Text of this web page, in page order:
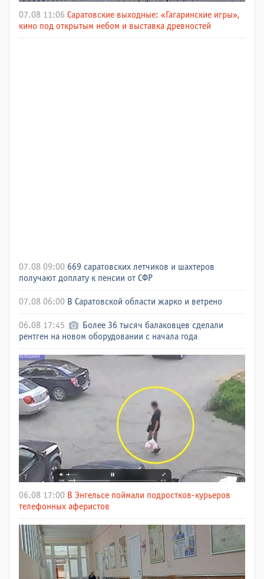
07.08 11:06 Саратовские выходные: «Гагаринские игры»,
кино под открытым небом и выставка древностей
07.08 09:00 669 саратовских летчиков и шахтеров
получают доплату к пенсии от СФР
07.08 06:00 В Саратовской области жарко и ветрено
06.08 17:45
Более 36 тысяч балаковцев сделали
рентген на новом оборудовании с начала года
06.08 17:00 В Энгельсе поймали подростков-курьеров
телефонных аферистов